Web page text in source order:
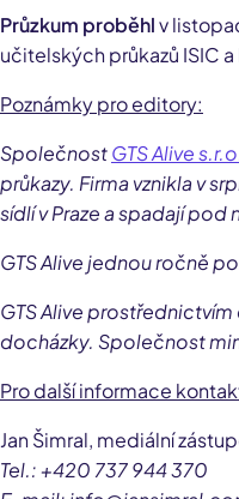
Průzkum proběhlv
učitelských průkazů ISIC a
Poznámky pro editory:
SpolečnostGTS Alive
průkazy. Firma vznikla v
sídlí v Praze a spadají
GTS Alive jednou ročně
GTS Alive
docházky. Společnost
Pro další informace
Jan Šimral, mediální
Tel.: +420 737 944 370